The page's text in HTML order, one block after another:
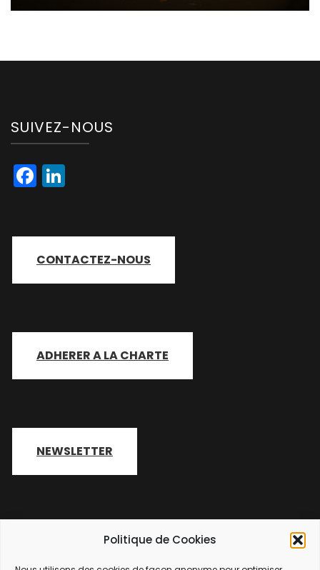
Politique de Cookies
SUIVEZ-NOUS
Facebook
CONTACTEZ-NOUS
ADHERER A LA CHARTE
NEWSLETTER